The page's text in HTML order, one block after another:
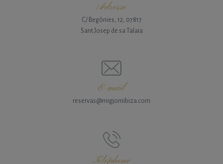
Adresse
C/ Begònies, 12, 07817
Sant Josep de sa Talaia
E-mail
reservas@migjornibiza.com
Téléphone